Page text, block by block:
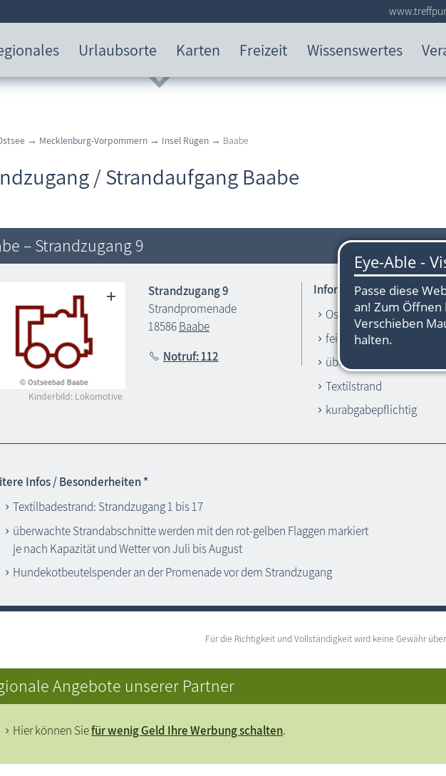
Urlaubsorte Karten Freizeit Wissenswertes
→ Mecklenburg-Vorpommern → Insel Rügen → Baabe
/ Strandaufgang Baabe
– Strandzugang 9
Kinderbild: Lokomotive
Strandzugang 9
Strandpromenade
18586Baabe
Notruf: 112
Informationen zum
Ostsee
feinsandiger Strand
überwachter Strand *
Textilstrand
kurabgabepflichtig
Infos / Besonderheiten *
Textilbadestrand: Strandzugang 1 bis 17
überwachte Strandabschnitte werden mit den rot-gelben Flaggen markiert
je nach Kapazität und Wetter von Juli bis August
Hundekotbeutelspender an der Promenade vor dem Strandzugang
Für die Richtigkeit und Vollständigkeit wird keine Gewähr
Angebote unserer Partner
Hier können Siefür wenig Geld Ihre Werbung schalten.